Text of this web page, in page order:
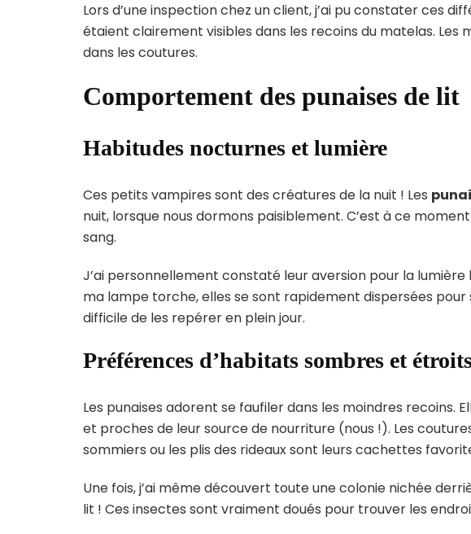
Lors d’une inspection chez un client, j’ai pu constater ces
étaient clairement visibles dans les recoins du matelas. Les
dans les coutures.
Comportement des punaises de lit
Habitudes nocturnes et lumière
Ces petits vampires sont des créatures de la nuit ! Les
nuit, lorsque nous dormons paisiblement. C’est à ce
sang.
J’ai personnellement constaté leur aversion pour la lumière
ma lampe torche, elles se sont rapidement dispersées pour
difficile de les repérer en plein jour.
Préférences d’habitats sombres et
Les punaises adorent se faufiler dans les moindres recoins.
et proches de leur source de nourriture (nous !). Les
sommiers ou les plis des rideaux sont leurs cachettes
Une fois, j’ai même découvert toute une colonie nichée
lit ! Ces insectes sont vraiment doués pour trouver les